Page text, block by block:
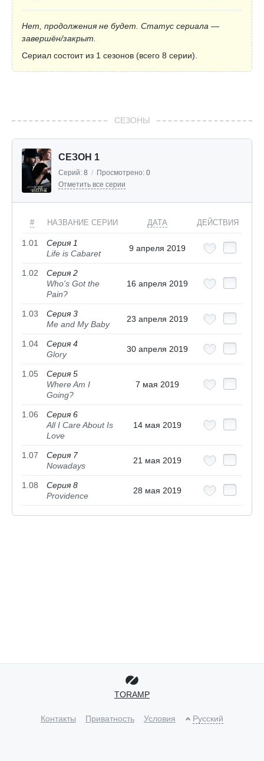
Нет, продолжения не будет. Статус сериала —
завершён/закрыт.
Сериал состоит из 1 сезонов (всего 8 серии).
СЕЗОНЫ
СЕЗОН 1
Серий: 8 / Просмотрено: 0
Отметить все серии
# НАЗВАНИЕ СЕРИИ ДАТА ДЕЙСТВИЯ
1.01
Серия 1
Life is Cabaret
9 апреля 2019
1.02
Серия 2
Who's Got the
Pain?
16 апреля 2019
1.03
Серия 3
Me and My Baby
23 апреля 2019
1.04
Серия 4
Glory
30 апреля 2019
1.05
Серия 5
Where Am I
Going?
7 мая 2019
1.06
Серия 6
All I Care About Is
Love
14 мая 2019
1.07
Серия 7
Nowadays
21 мая 2019
1.08
Серия 8
Providence
28 мая 2019
TORAMP
Контакты Приватность Условия Русский